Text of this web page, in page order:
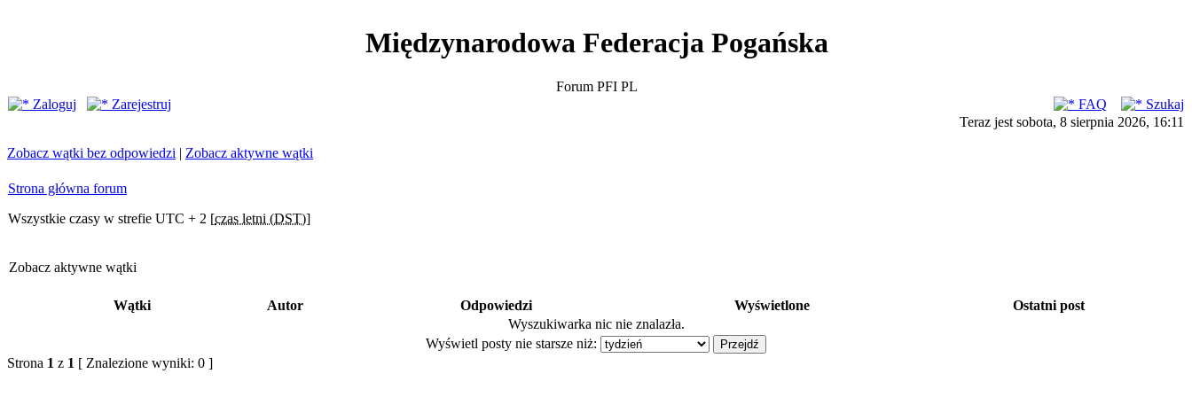
Międzynarodowa Federacja Pogańska
Forum PFI PL
Zaloguj
Zarejestruj FAQ
Szukaj
Teraz jest sobota, 8 sierpnia 2026, 16:11
Zobacz wątki bez odpowiedzi | Zobacz aktywne wątki
Strona główna forum
Wszystkie czasy w strefie UTC + 2 [czas letni (DST)]
Zobacz aktywne wątki
Wątki Autor Odpowiedzi Wyświetlone
Ostatni post
Wyszukiwarka nic nie znalazła.
Wyświetl posty nie starsze niż:
Strona 1 z 1 [ Znalezione wyniki: 0 ]